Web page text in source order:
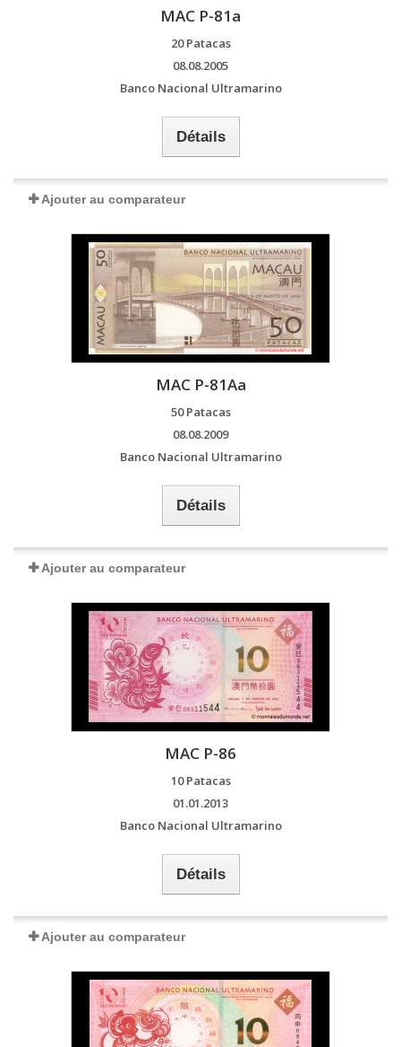
MAC P-81a
20 Patacas
08.08.2005
Banco Nacional Ultramarino
Détails
Ajouter au comparateur
MAC P-81Aa
50 Patacas
08.08.2009
Banco Nacional Ultramarino
Détails
Ajouter au comparateur
MAC P-86
10 Patacas
01.01.2013
Banco Nacional Ultramarino
Détails
Ajouter au comparateur